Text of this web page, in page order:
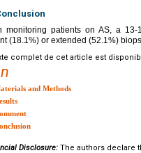
monitoring patients on AS, a 13-
(18.1%) or extended (52.1%)
complet de cet article est
and Methods
Disclosure: The authors declare